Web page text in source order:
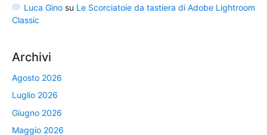
Luca Ginosu Le Scorciatoie da tastiera di Adobe Lightroom
Classic
Archivi
Agosto 2026
Luglio 2026
Giugno 2026
Maggio 2026